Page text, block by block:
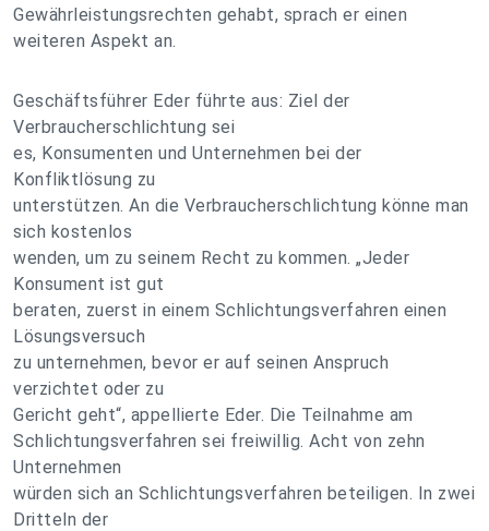
Gewährleistungsrechten gehabt, sprach er einen
weiteren Aspekt an.
Geschäftsführer Eder führte aus: Ziel der
Verbraucherschlichtung sei
es, Konsumenten und Unternehmen bei der
Konfliktlösung zu
unterstützen. An die Verbraucherschlichtung könne man
sich kostenlos
wenden, um zu seinem Recht zu kommen. „Jeder
Konsument ist gut
beraten, zuerst in einem Schlichtungsverfahren einen
Lösungsversuch
zu unternehmen, bevor er auf seinen Anspruch
verzichtet oder zu
Gericht geht“, appellierte Eder. Die Teilnahme am
Schlichtungsverfahren sei freiwillig. Acht von zehn
Unternehmen
würden sich an Schlichtungsverfahren beteiligen. In zwei
Dritteln der